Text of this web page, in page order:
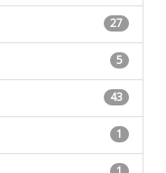
27
5
43
1